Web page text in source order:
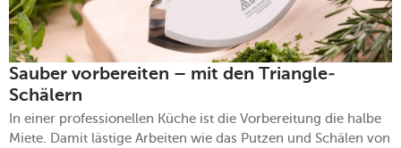
Sauber vorbereiten – mit den Triangle-
Schälern
In einer professionellen Küche ist die Vorbereitung die halbe
Miete. Damit lästige Arbeiten wie das Putzen und Schälen von